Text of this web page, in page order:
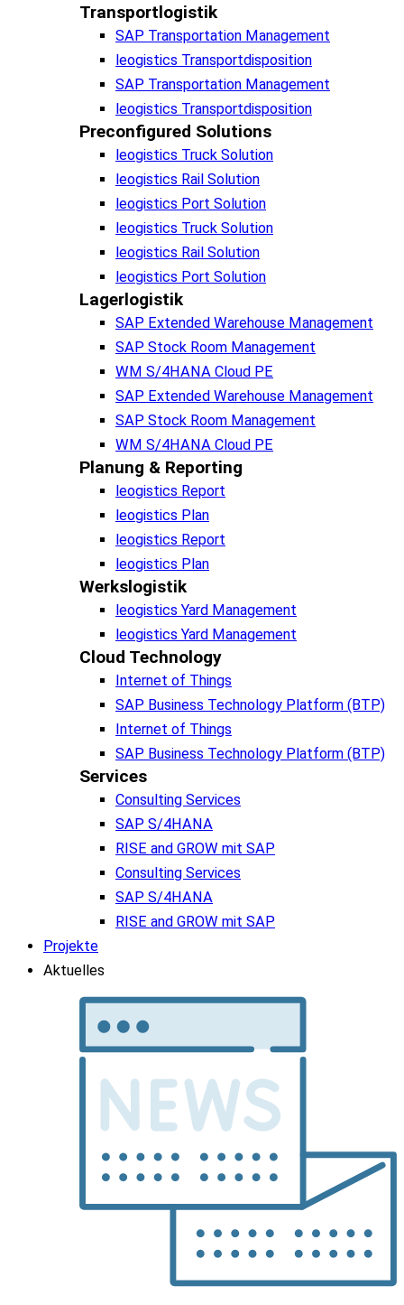
Transportlogistik
SAP Transportation Management
leogistics Transportdisposition
SAP Transportation Management
leogistics Transportdisposition
Preconfigured Solutions
leogistics Truck Solution
leogistics Rail Solution
leogistics Port Solution
leogistics Truck Solution
leogistics Rail Solution
leogistics Port Solution
Lagerlogistik
SAP Extended Warehouse Management
SAP Stock Room Management
WM S/4HANA Cloud PE
SAP Extended Warehouse Management
SAP Stock Room Management
WM S/4HANA Cloud PE
Planung & Reporting
leogistics Report
leogistics Plan
leogistics Report
leogistics Plan
Werkslogistik
leogistics Yard Management
leogistics Yard Management
Cloud Technology
Internet of Things
SAP Business Technology Platform (BTP)
Internet of Things
SAP Business Technology Platform (BTP)
Services
Consulting Services
SAP S/4HANA
RISE and GROW mit SAP
Consulting Services
SAP S/4HANA
RISE and GROW mit SAP
Projekte
Aktuelles